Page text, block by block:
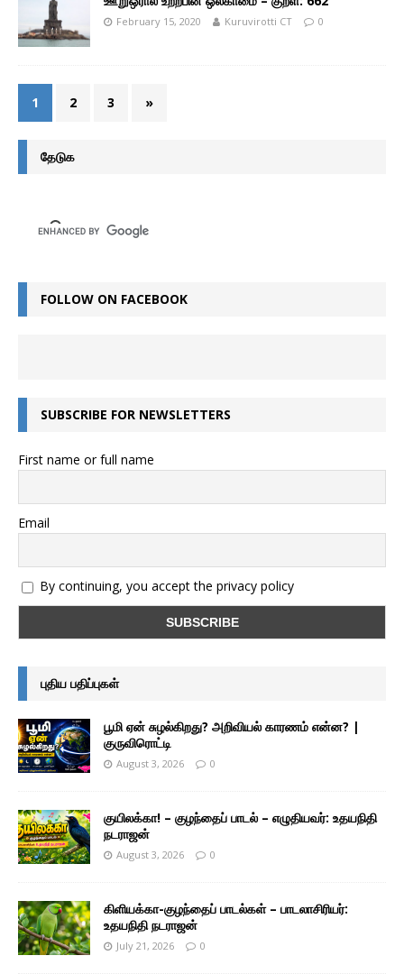
February 15, 2020 Kuruvirotti CT 0
1 2 3 »
தேடுக
FOLLOW ON FACEBOOK
SUBSCRIBE FOR NEWSLETTERS
First name or full name
Email
By continuing, you accept the privacy policy
புதிய பதிப்புகள்
பூமி ஏன் சுழல்கிறது? அறிவியல் காரணம் என்ன? |
குருவிரொட்டி
August 3, 2026 0
குயிலக்கா! – குழந்தைப் பாடல் – எழுதியவர்: உதயநிதி
நடராஜன்
August 3, 2026 0
கிளியக்கா-குழந்தைப் பாடல்கள் – பாடலாசிரியர்:
உதயநிதி நடராஜன்
July 21, 2026 0